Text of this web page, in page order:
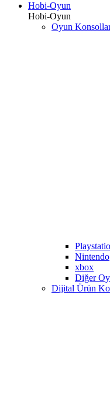
Hobi-Oyun
Hobi-Oyun
Oyun
Nintendo
xbox
Diğer
Dijital Ürün